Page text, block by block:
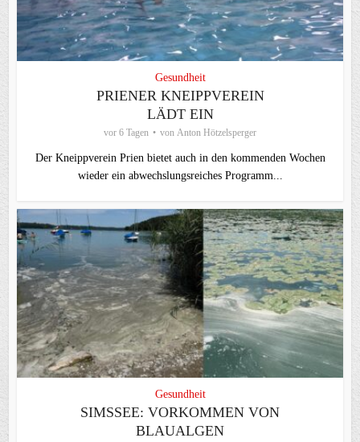
Gesundheit
PRIENER KNEIPPVEREIN
LÄDT EIN
vor 6 Tagen von Anton Hötzelsperger
Der Kneippverein Prien bietet auch in den kommenden Wochen
wieder ein abwechslungsreiches Programm...
Gesundheit
SIMSSEE: VORKOMMEN VON
BLAUALGEN